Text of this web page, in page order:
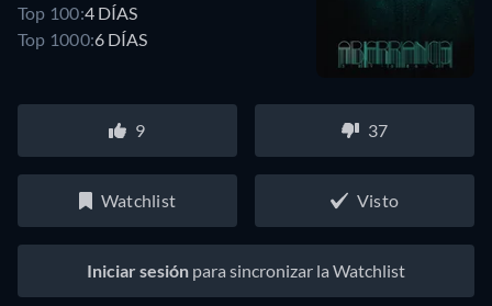
Top 100:4 DÍAS
Top 1000:6 DÍAS
9 37
Watchlist Visto
Iniciar sesión para sincronizar la Watchlist